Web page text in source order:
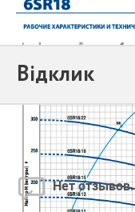
Відклик
Нет